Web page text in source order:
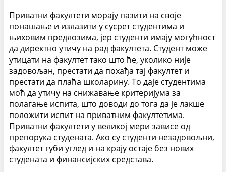
Приватни факултети морају пазити на своје
понашање и излазити у сусрет студентима и
њиховим предлозима, јер студенти имају могућност
да директно утичу на рад факултета. Студент може
утицати на факултет тако што ће, уколико није
задовољан, престати да похађа тај факултет и
престати да плаћа школарину. То даје студентима
моћ да утичу на снижавање критеријума за
полагање испита, што доводи до тога да је лакше
положити испит на приватним факултетима.
Приватни факултети у великој мери зависе од
препорука студената. Ако су студенти незадовољни,
факултет губи углед и на крају остаје без нових
студената и финансијских средстава.